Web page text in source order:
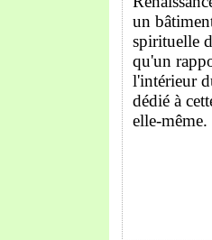
un
spirituelle
qu'un
l'intérieur
dédié à
elle-même.